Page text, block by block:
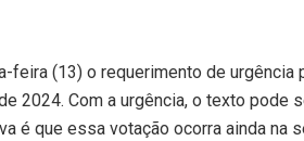
feira (13) o requerimento de
2024. Com a urgência, o texto pode
é que essa votação ocorra ainda na